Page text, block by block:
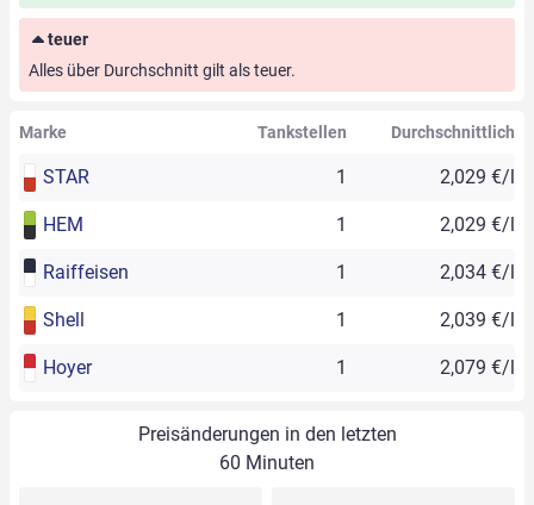
teuer
Alles über Durchschnitt gilt als teuer.
Marke Tankstellen Durchschnittlich
STAR 1 2,029 €/l
HEM 1 2,029 €/l
Raiffeisen 1 2,034 €/l
Shell 1 2,039 €/l
Hoyer 1 2,079 €/l
Preisänderungen in den letzten
60 Minuten